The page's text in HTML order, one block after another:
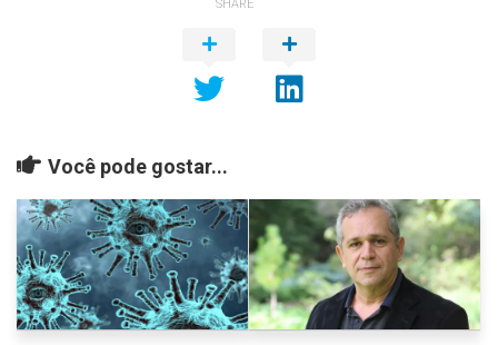
SHARE
Você pode gostar...